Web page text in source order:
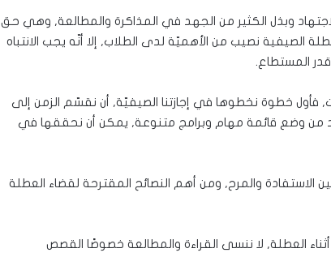
وبذل الكثير من الجهد في المذاكرة والمطالعة, وهي حق
الصيفية نصيب من الأهميّة لدى الطلاب, إلا أنّه يجب الانتباه
المستطاع.
فأول خطوة نخطوها في إجازتنا الصيفيّة, أن نقسّم الزمن إلى
من وضع قائمة مهام وبرامج متنوعة, يمكن أن نحققها في
والمرح, ومن أهم النصائح المقترحة لقضاء العطلة
العطلة, لا ننسى القراءة والمطالعة خصوصًا القصص